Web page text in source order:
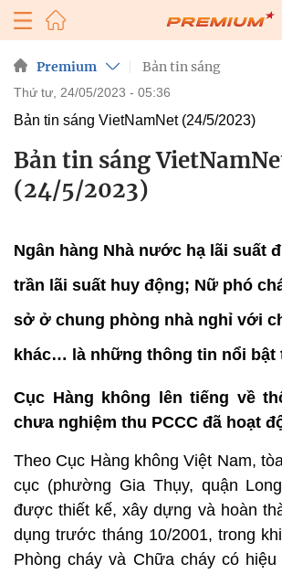
Premium Bản tin sáng
thứ tư, 24/05/2023 - 05:36
Bản tin sáng VietNamNet (24/5/2023)
Bản tin sáng
(24/5/2023)
Ngân hàng Nhà nước hạ lãi suất
trần lãi suất huy động; Nữ phó
sở ở chung phòng nhà nghỉ với
khác… là những thông tin nổi bật
Cục Hàng không lên tiếng về
chưa nghiệm thu PCCC đã hoạt
Theo Cục Hàng không Việt Nam,
cục (phường Gia Thụy, quận
được thiết kế, xây dựng và hoàn
dụng trước tháng 10/2001, trong
Phòng cháy và Chữa cháy có